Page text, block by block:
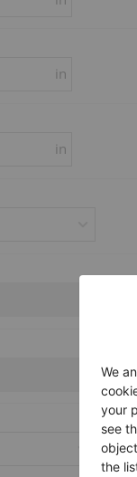
in
in